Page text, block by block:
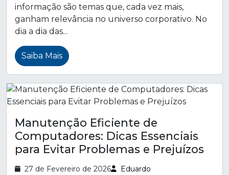
informação são temas que, cada vez mais,
ganham relevância no universo corporativo. No
dia a dia das...
Saiba Mais
Manutenção Eficiente de
Computadores: Dicas Essenciais
para Evitar Problemas e Prejuízos
27 de Fevereiro de 2026 Eduardo